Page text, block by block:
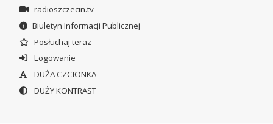
radioszczecin.tv
Biuletyn Informacji Publicznej
Posłuchaj teraz
Logowanie
DUŻA CZCIONKA
DUŻY KONTRAST